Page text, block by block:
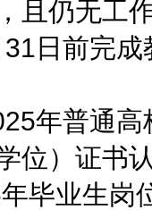
且仍无工
日前完
普通高
位）证书
毕业生岗